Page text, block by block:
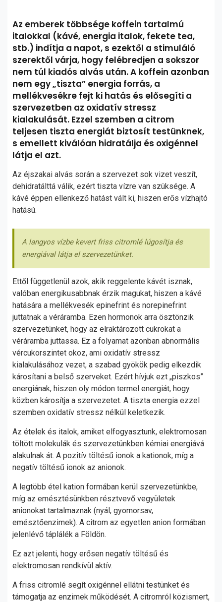
Az emberek többsége koffein tartalmú
italokkal (kávé, energia italok, fekete tea,
stb.) indítja a napot, s ezektől a stimuláló
szerektől várja, hogy felébredjen a sokszor
nem túl kiadós alvás után. A koffein azonban
nem egy „tiszta” energia forrás, a
mellékvesékre fejt ki hatás és elősegíti a
szervezetben az oxidatív stressz
kialakulását. Ezzel szemben a citrom
teljesen tiszta energiát biztosít testünknek,
s emellett kiválóan hidratálja és oxigénnel
látja el azt.
Az éjszakai alvás során a szervezet sok vizet veszít,
dehidratálttá válik, ezért tiszta vízre van szüksége. A
kávé éppen ellenkező hatást vált ki, hiszen erős vízhajtó
hatású.
A langyos vízbe kevert friss citromlé lúgosítja és
energiával látja el szervezetünket.
Ettől függetlenül azok, akik reggelente kávét isznak,
valóban energikusabbnak érzik magukat, hiszen a kávé
hatására a mellékvesék epinefrint és norepinefrint
juttatnak a véráramba. Ezen hormonok arra ösztönzik
szervezetünket, hogy az elraktározott cukrokat a
véráramba juttassa. Ez a folyamat azonban abnormális
vércukorszintet okoz, ami oxidatív stressz
kialakulásához vezet, a szabad gyökök pedig elkezdik
károsítani a belső szerveket. Ezért hívjuk ezt „piszkos”
energiának, hiszen oly módon termel energiát, hogy
közben károsítja a szervezetet. A tiszta energia ezzel
szemben oxidatív stressz nélkül keletkezik.
Az ételek és italok, amiket elfogyasztunk, elektromosan
töltött molekulák és szervezetünkben kémiai energiává
alakulnak át. A pozitív töltésű ionok a kationok, míg a
negatív töltésű ionok az anionok.
A legtöbb étel kation formában kerül szervezetünkbe,
míg az emésztésünkben résztvevő vegyületek
anionokat tartalmaznak (nyál, gyomorsav,
emésztőenzimek). A citrom az egyetlen anion formában
jelenlévő táplálék a Földön.
Ez azt jelenti, hogy erősen negatív töltésű és
elektromosan rendkívül aktív.
A friss citromlé segít oxigénnel ellátni testünket és
támogatja az enzimek működését. A citromról közismert,